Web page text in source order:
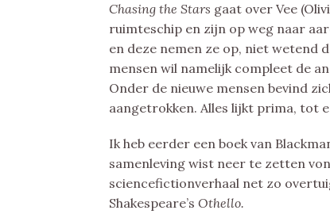
Chasing the Stars gaat over Vee
ruimteschip en zijn op weg naar
en deze nemen ze op, niet wetend
mensen wil namelijk compleet de
Onder de nieuwe mensen bevind
aangetrokken. Alles lijkt prima, tot
Ik heb eerder een boek van
samenleving wist neer te zetten
sciencefictionverhaal net zo
Shakespeare’s Othello.